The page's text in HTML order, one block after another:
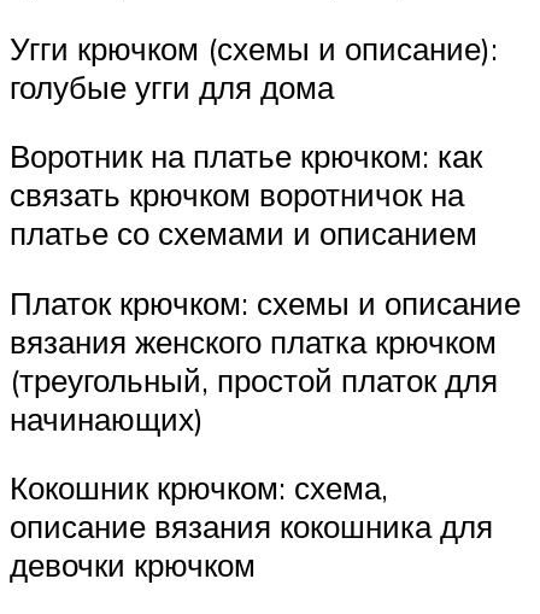
Угги крючком (схемы и описание):
голубые угги для дома
Воротник на платье крючком: как
связать крючком воротничок на
платье со схемами и описанием
Платок крючком: схемы и описание
вязания женского платка крючком
(треугольный, простой платок для
начинающих)
Кокошник крючком: схема,
описание вязания кокошника для
девочки крючком